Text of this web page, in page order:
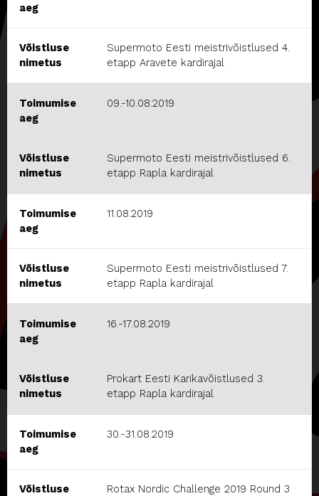
aeg
Võistluse
nimetus
Supermoto Eesti meistrivõistlused 4.
etapp Aravete kardirajal
Toimumise
aeg
09.-10.08.2019
Võistluse
nimetus
Supermoto Eesti meistrivõistlused 6.
etapp Rapla kardirajal
Toimumise
aeg
11.08.2019
Võistluse
nimetus
Supermoto Eesti meistrivõistlused 7.
etapp Rapla kardirajal
Toimumise
aeg
16.-17.08.2019
Võistluse
nimetus
Prokart Eesti Karikavõistlused 3.
etapp Rapla kardirajal
Toimumise
aeg
30.-31.08.2019
Võistluse Rotax Nordic Challenge 2019 Round 3